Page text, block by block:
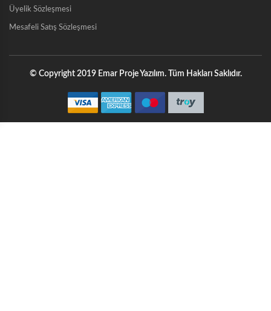
Üyelik Sözleşmesi
Mesafeli Satış Sözleşmesi
© Copyright 2019 Emar Proje Yazılım. Tüm Hakları Saklıdır.